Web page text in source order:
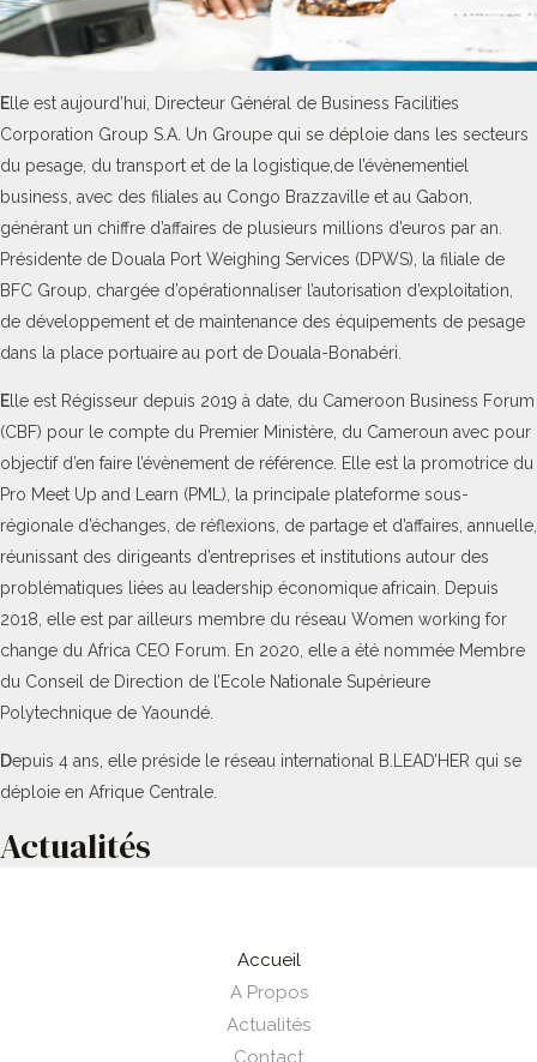
E lle est aujourd’hui, Directeur Général de Business Facilities
Corporation Group S.A. Un Groupe qui se déploie dans les secteurs
du pesage, du transport et de la logistique,de l’évènementiel
business, avec des filiales au Congo Brazzaville et au Gabon,
générant un chiffre d’affaires de plusieurs millions d’euros par an.
Présidente de Douala Port Weighing Services (DPWS), la filiale de
BFC Group, chargée d’opérationnaliser l’autorisation d’exploitation,
de développement et de maintenance des équipements de pesage
dans la place portuaire au port de Douala-Bonabéri.
E lle est Régisseur depuis 2019 à date, du Cameroon Business Forum
(CBF) pour le compte du Premier Ministère, du Cameroun avec pour
objectif d’en faire l’évènement de référence. Elle est la promotrice du
Pro Meet Up and Learn (PML), la principale plateforme sous-
régionale d’échanges, de réflexions, de partage et d’affaires, annuelle,
réunissant des dirigeants d’entreprises et institutions autour des
problématiques liées au leadership économique africain. Depuis
2018, elle est par ailleurs membre du réseau Women working for
change du Africa CEO Forum. En 2020, elle a été nommée Membre
du Conseil de Direction de l’Ecole Nationale Supérieure
Polytechnique de Yaoundé.
Depuis 4 ans, elle préside le réseau international B.LEAD’HER qui se
déploie en Afrique Centrale.
Actualités
Accueil
A Propos
Actualités
Contact